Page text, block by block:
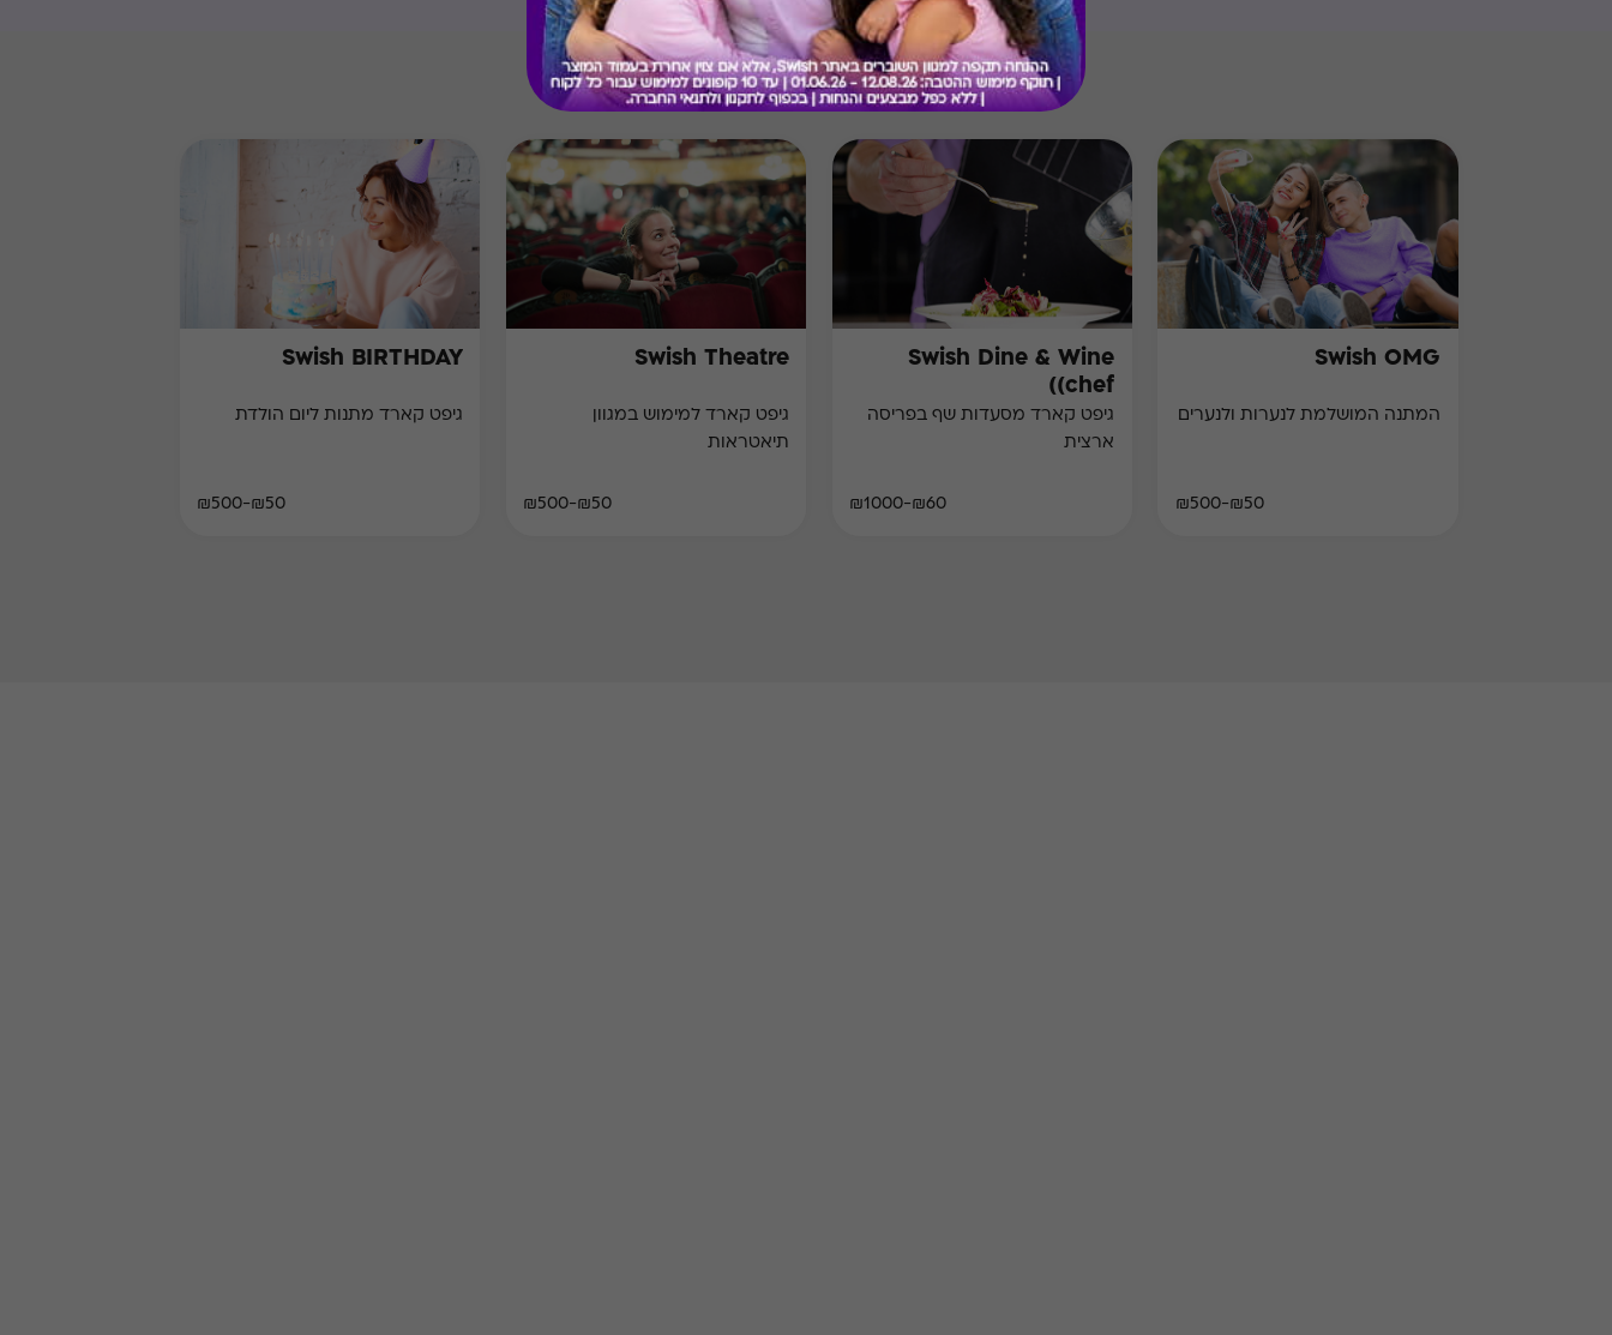
מתנות ששווה לך להכיר
Swish OMG
המתנה המושלמת לנערות ולנערים
₪50-₪500
Swish Dine & Wine
(chef)
גיפט קארד מסעדות שף בפריסה
ארצית
₪60-₪1000
Swish Theatre
גיפט קארד למימוש במגוון
תיאטראות
₪50-₪500
Swish BIRTHDAY
גיפט קארד מתנות ליום הולדת
₪50-₪500